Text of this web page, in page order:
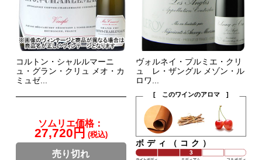
コルトン・シャルルマーニ
ュ・グラン・クリュ メオ・カ
ミュゼ...
ソムリエ価格：
27,720円 (税込)
売り切れ
ヴォルネイ・プルミエ・クリ
ュ レ・ザングル メゾン・ル
ロワ...
[ このワインのアロマ ]
ボディ（コク）